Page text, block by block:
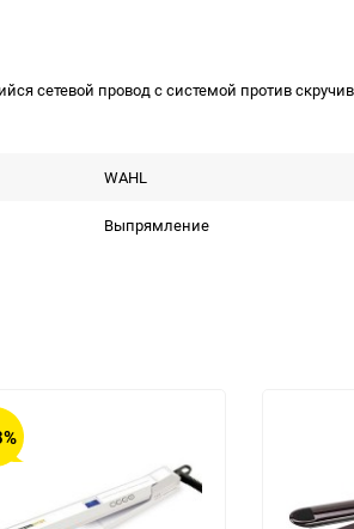
сетевой провод с системой против
WAHL
Выпрямление